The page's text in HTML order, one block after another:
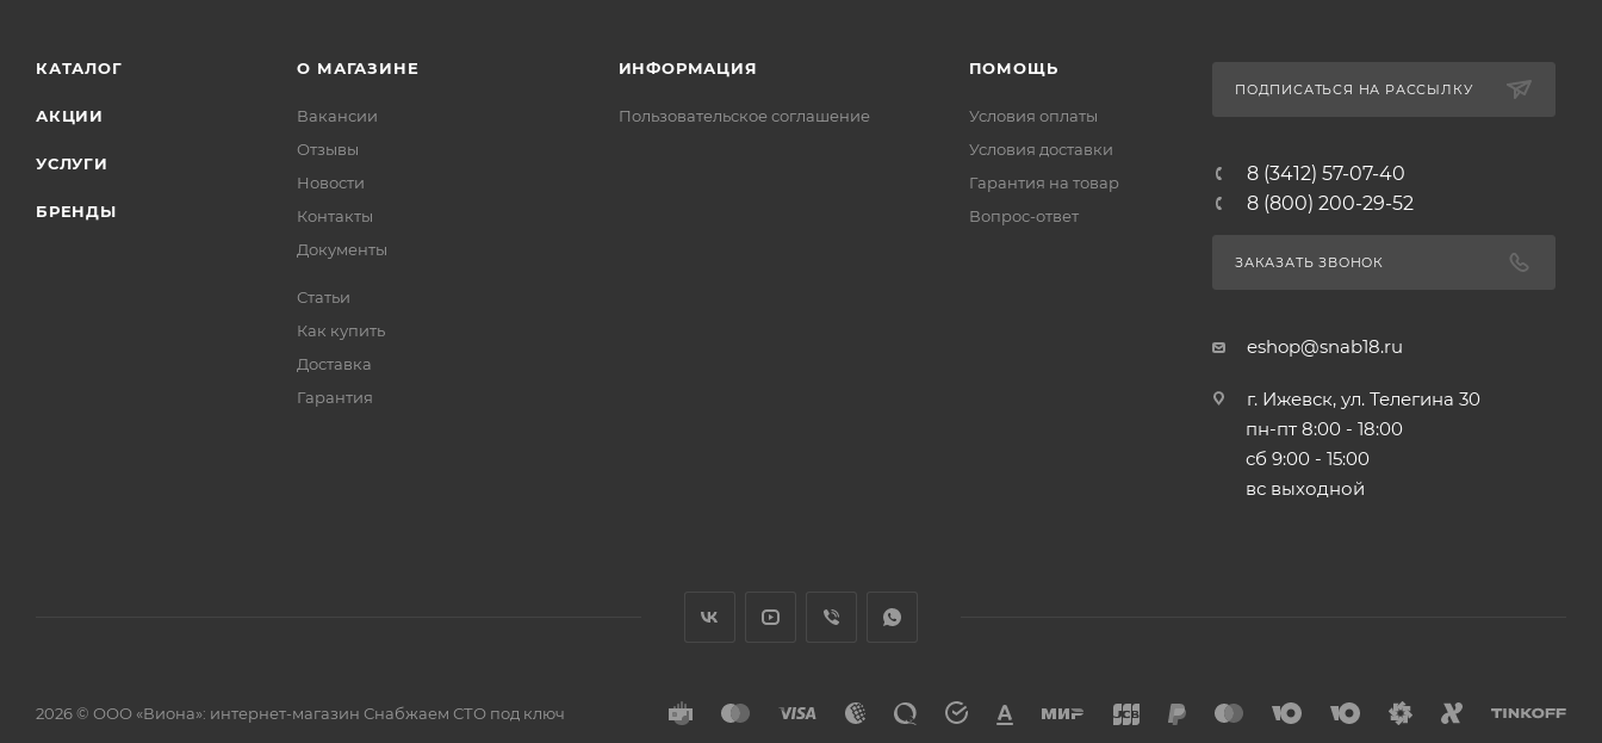
КАТАЛОГ
АКЦИИ
УСЛУГИ
БРЕНДЫ
О МАГАЗИНЕ
Вакансии
Отзывы
Новости
Контакты
Документы
Статьи
Как купить
Доставка
Гарантия
ИНФОРМАЦИЯ
Пользовательское соглашение
ПОМОЩЬ
Условия оплаты
Условия доставки
Гарантия на товар
Вопрос-ответ
ПОДПИСАТЬСЯ НА РАССЫЛКУ
8 (3412) 57-07-40
8 (800) 200-29-52
ЗАКАЗАТЬ ЗВОНОК
eshop@snab18.ru
г. Ижевск, ул. Телегина 30
пн-пт 8:00 - 18:00
сб 9:00 - 15:00
вс выходной
2026 © ООО «Виона»: интернет-магазин Снабжаем СТО под ключ